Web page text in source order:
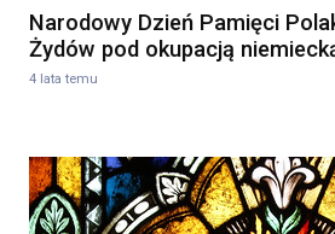
Narodowy Dzień Pamięci
Żydów pod okupacją
4 lata temu